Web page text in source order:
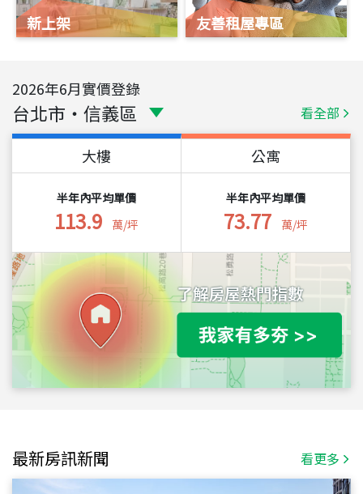
新上架 友善租屋專區
2026年6月實價登錄
台北市 ・ 信義區 看全部
大樓
半年內平均單價
113.9 萬/坪
公寓
半年內平均單價
73.77 萬/坪
最新房訊新聞 看更多